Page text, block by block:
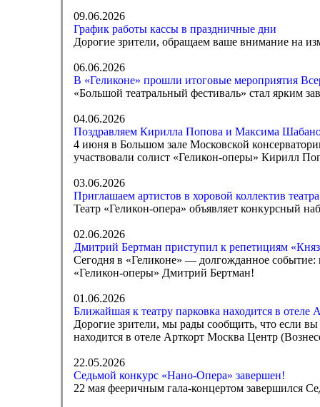
09.06.2026
График работы кассы в праздничные дни
Дорогие зрители, обращаем ваше внимание на
06.06.2026
В «Геликоне» прошли итоговые мероприятия
«Большой театральный фестиваль» стал ярким
04.06.2026
Поздравляем Кирилла Попова и Максима
4 июня в Большом зале Московской
участвовали солист «Геликон-оперы» Кирилл
03.06.2026
Приглашаем артистов в хоровой коллектив
Театр «Геликон-опера» объявляет конкурсный
02.06.2026
Дмитрий Бертман приступил к репетициям
Сегодня в «Геликоне» — долгожданное событие:
«Геликон-оперы» Дмитрий Бертман!
01.06.2026
Ближайшая к театру парковка находится в отеле
Дорогие зрители, мы рады сообщить, что если
находится в отеле Арткорт Москва Центр
22.05.2026
Седьмой конкурс «Нано-Опера» завершен!
22 мая фееричным гала-концертом завершился